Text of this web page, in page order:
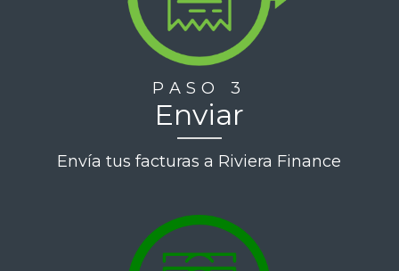
PASO 3
Enviar
Envía tus facturas a Riviera Finance